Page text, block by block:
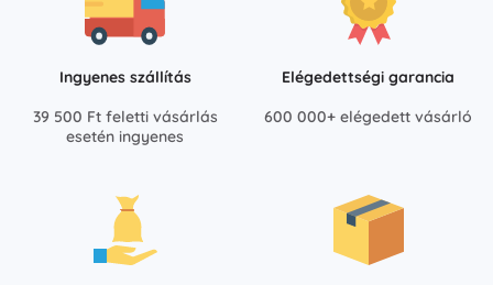
Ingyenes szállítás
39 500 Ft feletti vásárlás
esetén ingyenes
Elégedettségi garancia
600 000+ elégedett vásárló